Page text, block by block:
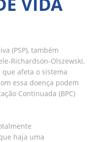
(PSP), também
Richardson-Olszewski,
afeta o sistema
essa doença podem
Continuada (BPC)
haja uma